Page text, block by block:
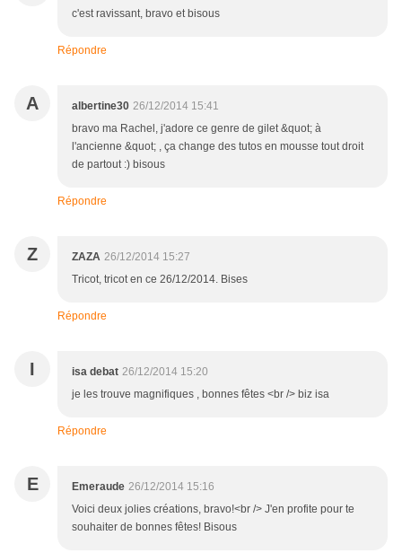
c'est ravissant, bravo et bisous
Répondre
A albertine30 26/12/2014 15:41
bravo ma Rachel, j'adore ce genre de gilet &quot; à
l'ancienne &quot; , ça change des tutos en mousse tout droit
de partout :) bisous
Répondre
Z ZAZA 26/12/2014 15:27
Tricot, tricot en ce 26/12/2014. Bises
Répondre
I isa debat 26/12/2014 15:20
je les trouve magnifiques , bonnes fêtes <br /> biz isa
Répondre
E Emeraude 26/12/2014 15:16
Voici deux jolies créations, bravo!<br /> J'en profite pour te
souhaiter de bonnes fêtes! Bisous